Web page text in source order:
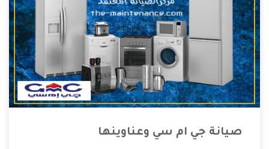
صيانة جي ام سي وعناوينها